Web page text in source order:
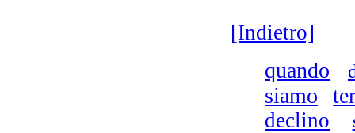
[Indietro]
quando
siamo
declino